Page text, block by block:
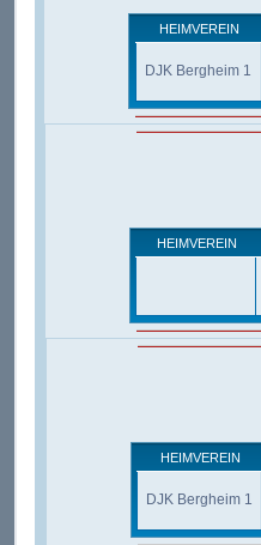
HEIMVEREIN
DJK Bergheim 1
HEIMVEREIN
HEIMVEREIN
DJK Bergheim 1